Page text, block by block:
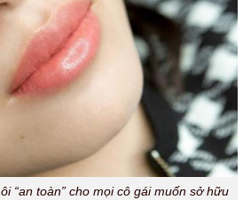
“an toàn” cho mọi cô gái muốn sở hữu